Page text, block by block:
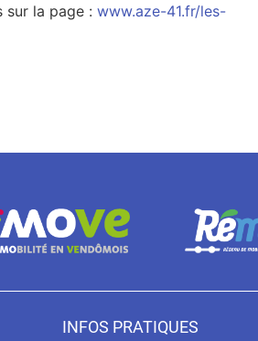
sur la page : www.aze-41.fr/les-
INFOS PRATIQUES